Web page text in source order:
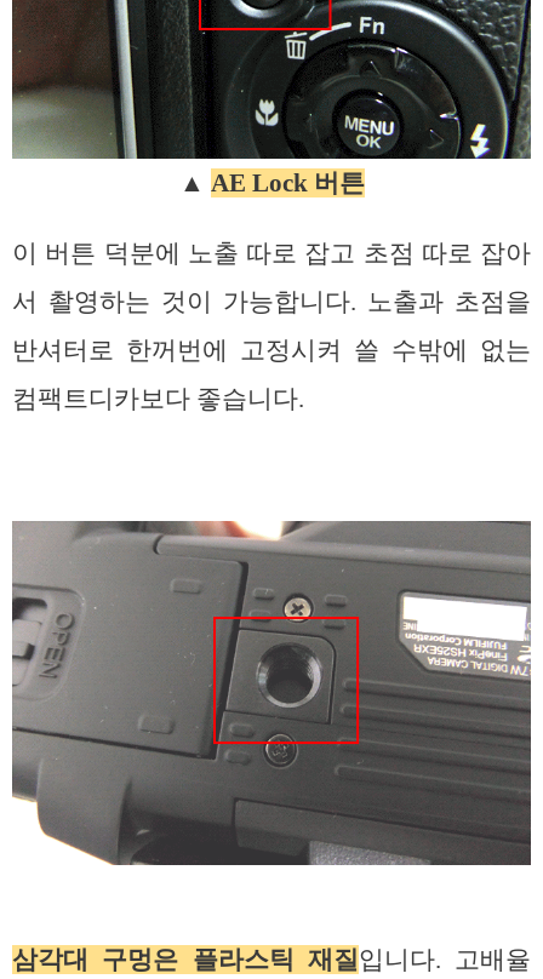
▲ AE Lock 버튼
이 버튼 덕분에 노출 따로 잡고 초점 따로 잡아
서 촬영하는 것이 가능합니다. 노출과 초점을
반셔터로 한꺼번에 고정시켜 쓸 수밖에 없는
컴팩트디카보다 좋습니다.
삼각대 구멍은 플라스틱 재질입니다. 고배율